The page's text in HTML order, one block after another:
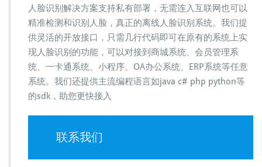
人脸识别解决方案支持私有部署，无需连入互联网也可以
精准检测和识别人脸，真正的离线人脸识别系统。我们提
供灵活的开放接口，只需几行代码即可在原有的系统上实
现人脸识别的功能，可以对接到商城系统、会员管理系
统、一卡通系统、小程序、OA办公系统、ERP系统等任意
系统。我们还提供主流编程语言如java c# php python等
的sdk，助您更快接入
联系我们